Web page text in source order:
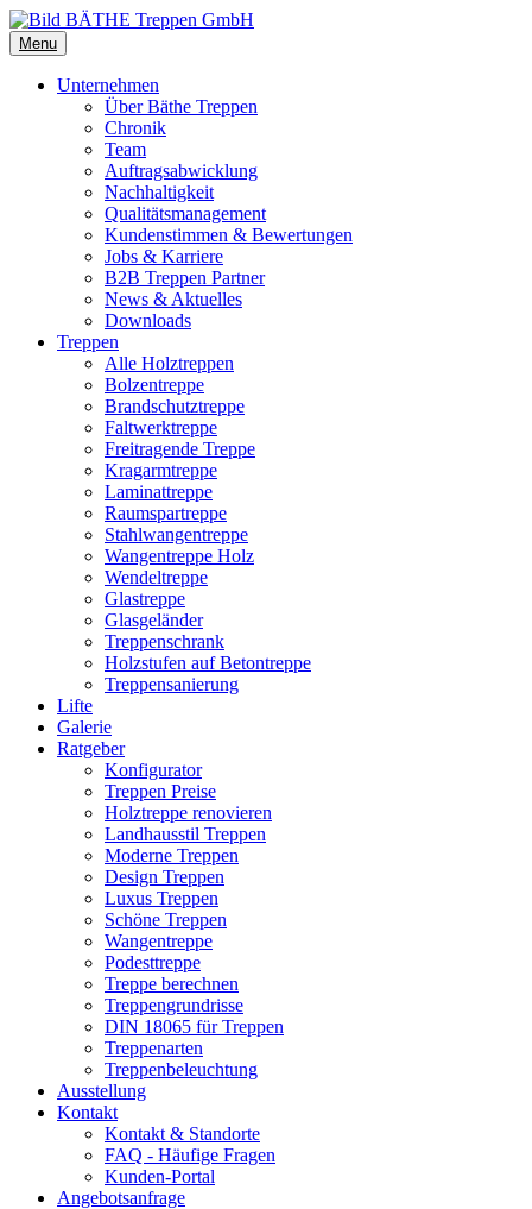
Menu
Unternehmen
Über Bäthe Treppen
Chronik
Team
Auftragsabwicklung
Nachhaltigkeit
Qualitätsmanagement
Kundenstimmen & Bewertungen
Jobs & Karriere
B2B Treppen Partner
News & Aktuelles
Downloads
Treppen
Alle Holztreppen
Bolzentreppe
Brandschutztreppe
Faltwerktreppe
Freitragende Treppe
Kragarmtreppe
Laminattreppe
Raumspartreppe
Stahlwangentreppe
Wangentreppe Holz
Wendeltreppe
Glastreppe
Glasgeländer
Treppenschrank
Holzstufen auf Betontreppe
Treppensanierung
Lifte
Galerie
Ratgeber
Konfigurator
Treppen Preise
Holztreppe renovieren
Landhausstil Treppen
Moderne Treppen
Design Treppen
Luxus Treppen
Schöne Treppen
Wangentreppe
Podesttreppe
Treppe berechnen
Treppengrundrisse
DIN 18065 für Treppen
Treppenarten
Treppenbeleuchtung
Ausstellung
Kontakt
Kontakt & Standorte
FAQ - Häufige Fragen
Kunden-Portal
Angebotsanfrage